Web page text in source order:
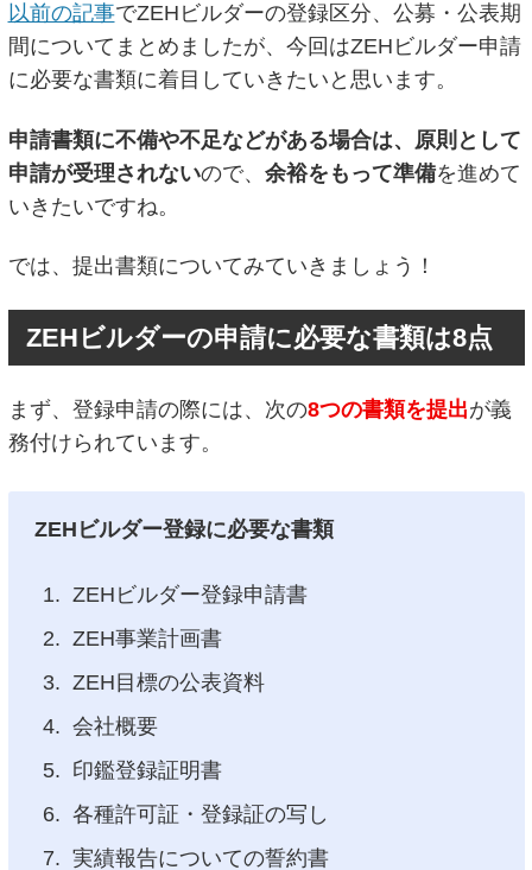
以前の記事でZEHビルダーの登録区分、公募・公表期
間についてまとめましたが、今回はZEHビルダー申請
に必要な書類に着目していきたいと思います。
申請書類に不備や不足などがある場合は、原則として
申請が受理されないので、 余裕をもって準備を進めて
いきたいですね。
では、提出書類についてみていきましょう！
ZEHビルダーの申請に必要な書類は8点
まず、登録申請の際には、次の8つの書類を提出が義
務付けられています。
ZEHビルダー登録に必要な書類
ZEHビルダー登録申請書
ZEH事業計画書
ZEH目標の公表資料
会社概要
印鑑登録証明書
各種許可証・登録証の写し
実績報告についての誓約書